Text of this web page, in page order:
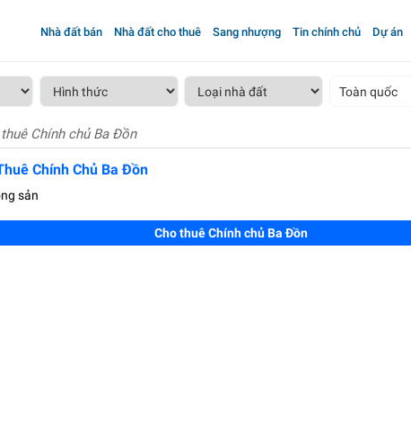
Nhà đất bán Nhà đất cho thuê Sang nhượng Tin chính chủ Dự án
Toàn quốc
Chính chủ Ba Đồn
Chính Chủ Ba Đồn
sản
Cho thuê Chính chủ Ba Đồn